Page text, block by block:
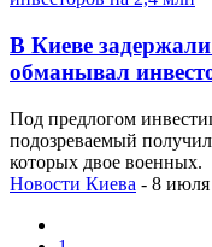
В Киеве
обманывал
Под предлогом
подозреваемый
которых двое военных.
Новости Киева - 8 июля